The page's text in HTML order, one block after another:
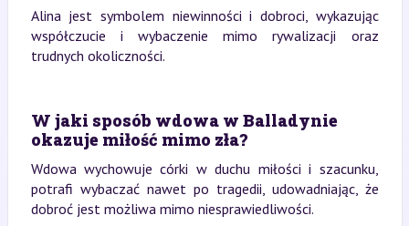
Alina jest symbolem niewinności i dobroci, wykazując
współczucie i wybaczenie mimo rywalizacji oraz
trudnych okoliczności.
W jaki sposób wdowa w Balladynie
okazuje miłość mimo zła?
Wdowa wychowuje córki w duchu miłości i szacunku,
potrafi wybaczać nawet po tragedii, udowadniając, że
dobroć jest możliwa mimo niesprawiedliwości.